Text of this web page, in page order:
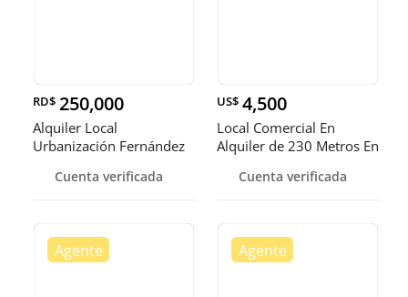
RD$ 250,000
Alquiler Local
Urbanización Fernández
Cuenta verificada
US$ 4,500
Local Comercial En
Alquiler de 230 Metros En
Cuenta verificada